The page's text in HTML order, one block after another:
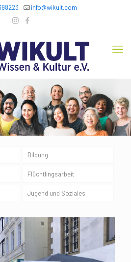
info@wikult.com
Bildung
Flüchtlingsarbeit
Jugend und Soziales